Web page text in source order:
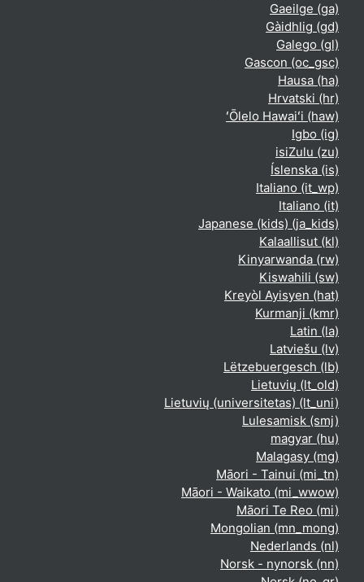
Gaeilge ‎(ga)‎
Gàidhlig ‎(gd)‎
Galego ‎(gl)‎
Gascon ‎(oc_gsc)‎
Hausa ‎(ha)‎
Hrvatski ‎(hr)‎
ʻŌlelo Hawaiʻi ‎(haw)‎
Igbo ‎(ig)‎
isiZulu ‎(zu)‎
Íslenska ‎(is)‎
Italiano ‎(it_wp)‎
Italiano ‎(it)‎
Japanese (kids) ‎(ja_kids)‎
Kalaallisut ‎(kl)‎
Kinyarwanda ‎(rw)‎
Kiswahili ‎(sw)‎
Kreyòl Ayisyen ‎(hat)‎
Kurmanji ‎(kmr)‎
Latin ‎(la)‎
Latviešu ‎(lv)‎
Lëtzebuergesch ‎(lb)‎
Lietuvių ‎(lt_old)‎
Lietuvių (universitetas) ‎(lt_uni)‎
Lulesamisk ‎(smj)‎
magyar ‎(hu)‎
Malagasy ‎(mg)‎
Māori - Tainui ‎(mi_tn)‎
Māori - Waikato ‎(mi_wwow)‎
Māori Te Reo ‎(mi)‎
Mongolian ‎(mn_mong)‎
Nederlands ‎(nl)‎
Norsk - nynorsk ‎(nn)‎